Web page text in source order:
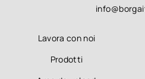
Lavora con noi
Prodotti